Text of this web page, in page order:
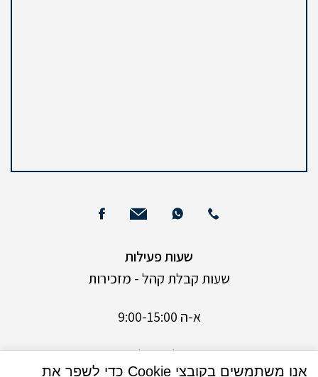
שעות פעילות
שעות קבלת קהל - מזכירות
א-ה 9:00-15:00
שעות קבלת קהל - נישואין
אנו משתמשים בקובצי Cookie כדי לשפר את